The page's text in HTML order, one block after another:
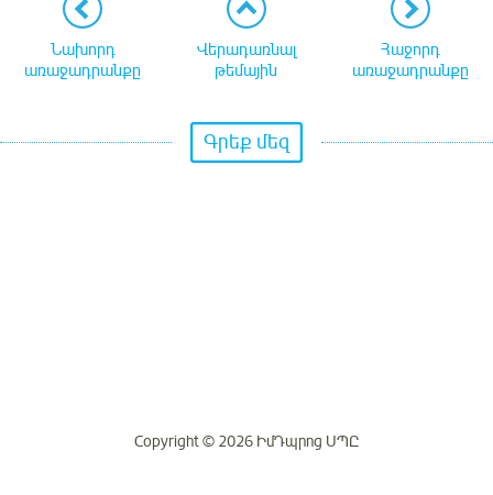
Նախորդ
առաջադրանքը
Վերադառնալ
թեմային
Հաջորդ
առաջադրանքը
Գրեք մեզ
Copyright © 2026 ԻմԴպրոց ՍՊԸ